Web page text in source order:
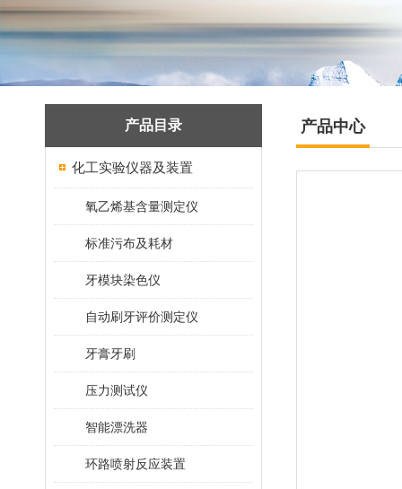
产品目录
化工实验仪器及装置
氧乙烯基含量测定仪
标准污布及耗材
牙模块染色仪
自动刷牙评价测定仪
牙膏牙刷
压力测试仪
智能漂洗器
环路喷射反应装置
产品中心